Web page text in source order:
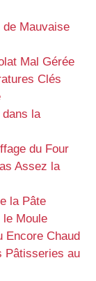
de Mauvaise
Mal Gérée
Clés
dans la
du Four
Assez la
la Pâte
le Moule
Encore Chaud
Pâtisseries au